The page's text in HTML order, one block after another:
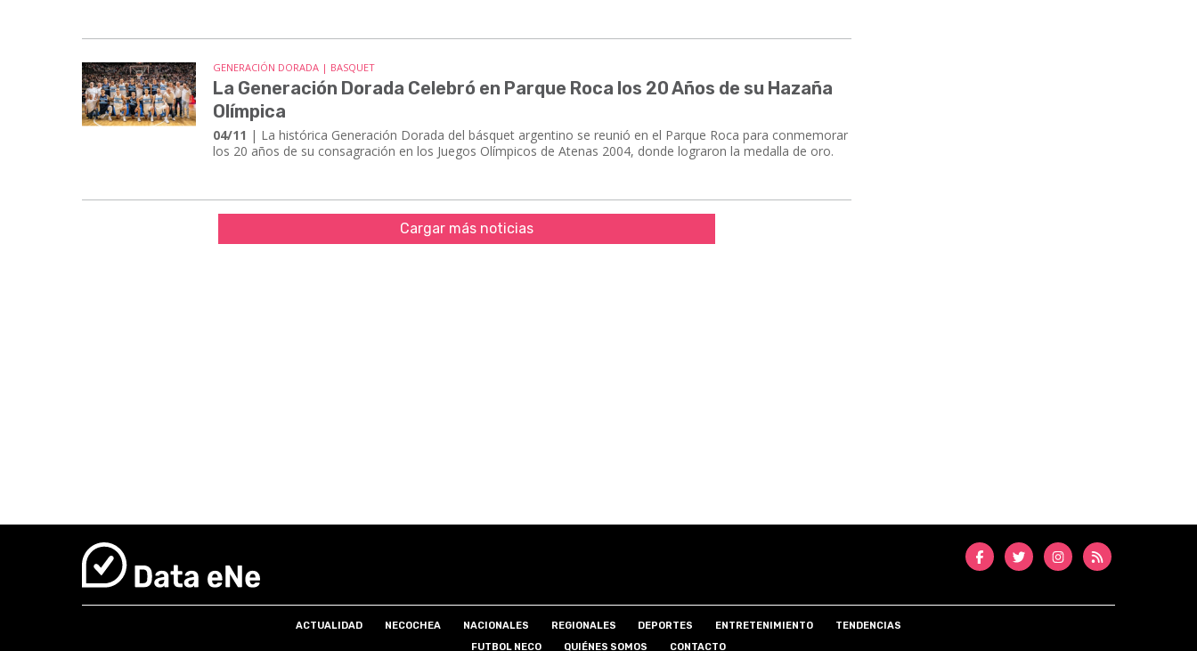
GENERACIÓN DORADA | BASQUET
La Generación Dorada Celebró en Parque Roca los 20 Años de su Hazaña
Olímpica
04/11 | La histórica Generación Dorada del básquet argentino se reunió en el Parque Roca para conmemorar
los 20 años de su consagración en los Juegos Olímpicos de Atenas 2004, donde lograron la medalla de oro.
Cargar más noticias
ACTUALIDAD NECOCHEA NACIONALES REGIONALES DEPORTES ENTRETENIMIENTO
TENDENCIAS
FUTBOL NECO
QUIÉNES SOMOS CONTACTO